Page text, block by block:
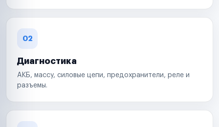
02
Диагностика
АКБ, массу, силовые цепи, предохранители, реле и
разъемы.